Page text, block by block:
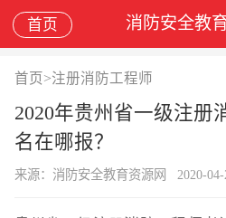
首页 消防安全教
首页 >注册消防工程师
2020年贵州省一级注册
名在哪报？
来源：消防安全教育资源网 2020-